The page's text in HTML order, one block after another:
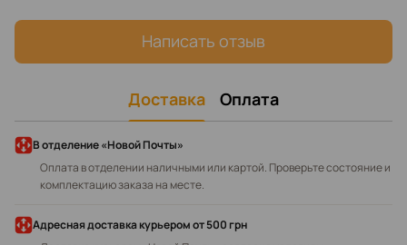
Написать отзыв
Доставка Оплата
В отделение «Новой Почты»
Оплата в отделении наличными или картой. Проверьте состояние и
комплектацию заказа на месте.
Адресная доставка курьеромот 500 грн